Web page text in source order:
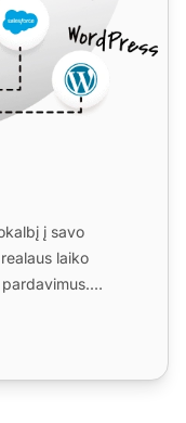
į savo
laiko